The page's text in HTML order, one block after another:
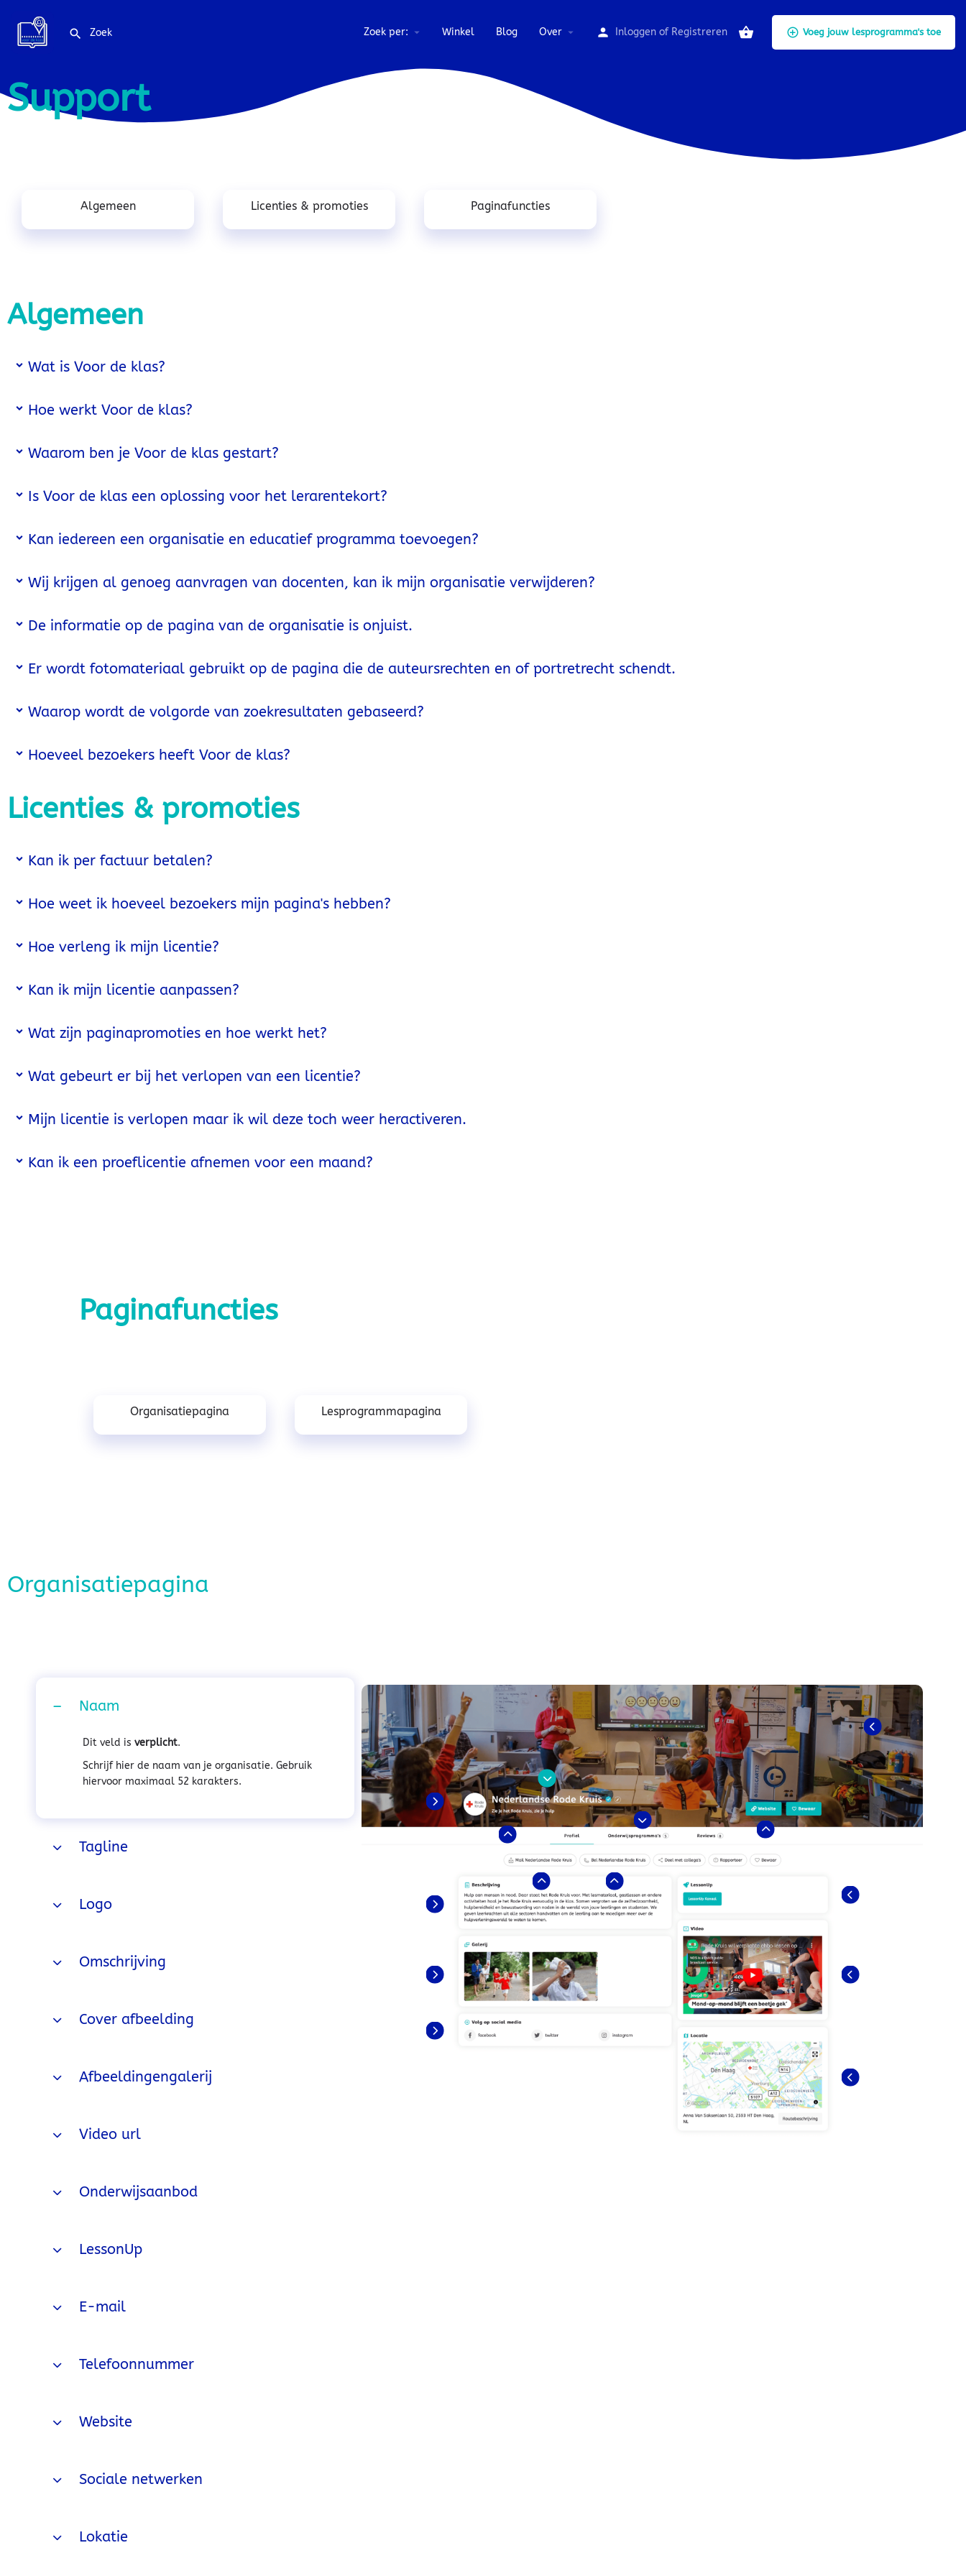
Zoek per: Winkel Blog Over Inloggen of Registreren Voeg jouw lesprogramma's toe
Support
Algemeen Licenties & promoties Paginafuncties
Algemeen
Wat is Voor de klas?
Hoe werkt Voor de klas?
Waarom ben je Voor de klas gestart?
Is Voor de klas een oplossing voor het lerarentekort?
Kan iedereen een organisatie en educatief programma toevoegen?
Wij krijgen al genoeg aanvragen van docenten, kan ik mijn organisatie verwijderen?
De informatie op de pagina van de organisatie is onjuist.
Er wordt fotomateriaal gebruikt op de pagina die de auteursrechten en of portretrecht schendt.
Waarop wordt de volgorde van zoekresultaten gebaseerd?
Hoeveel bezoekers heeft Voor de klas?
Licenties & promoties
Kan ik per factuur betalen?
Hoe weet ik hoeveel bezoekers mijn pagina's hebben?
Hoe verleng ik mijn licentie?
Kan ik mijn licentie aanpassen?
Wat zijn paginapromoties en hoe werkt het?
Wat gebeurt er bij het verlopen van een licentie?
Mijn licentie is verlopen maar ik wil deze toch weer heractiveren.
Kan ik een proeflicentie afnemen voor een maand?
Paginafuncties
Organisatiepagina Lesprogrammapagina
Organisatiepagina
Naam
Dit veld is verplicht.
Schrijf hier de naam van je organisatie. Gebruik
hiervoor maximaal 52 karakters.
Tagline
Logo
Omschrijving
Cover afbeelding
Afbeeldingengalerij
Video url
Onderwijsaanbod
LessonUp
E-mail
Telefoonnummer
Website
Sociale netwerken
Lokatie